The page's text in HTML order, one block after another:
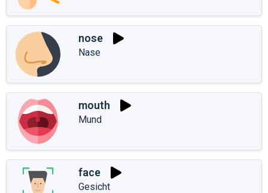
nose
Nase
mouth
Mund
face
Gesicht